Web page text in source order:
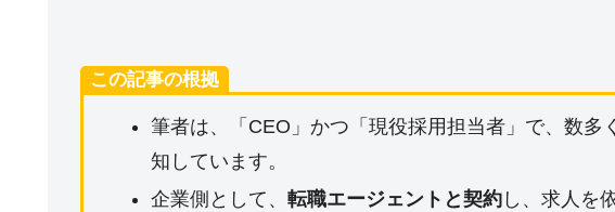
この記事の根拠
筆者は、「CEO」かつ「現役採用担当者」で、数多
知しています。
企業側として、 転職エージェントと契約し、求人を